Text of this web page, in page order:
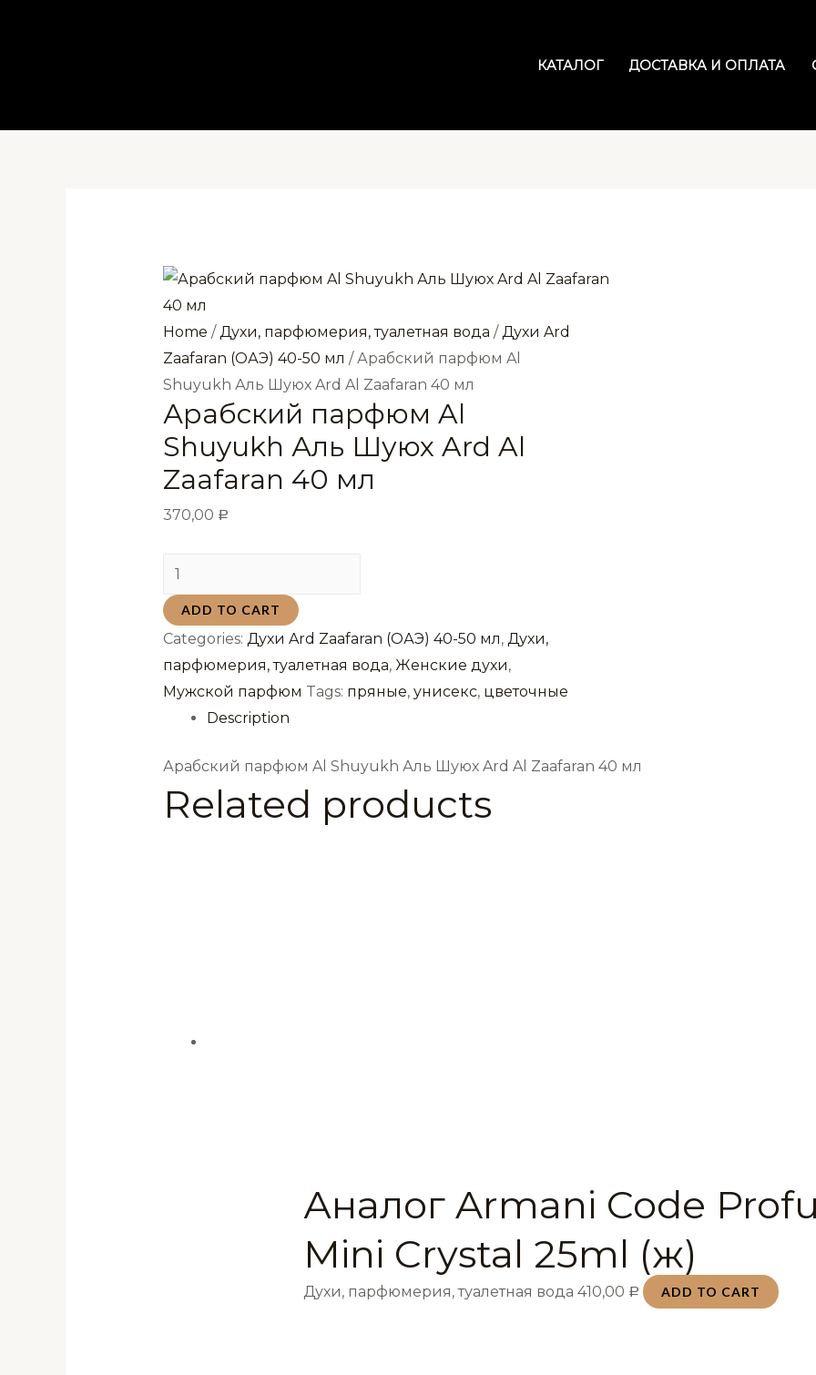
КАТАЛОГ ДОСТАВКА И ОПЛАТА
Home / Духи, парфюмерия, туалетная вода / Духи Ard
Zaafaran (ОАЭ) 40-50 мл / Арабский парфюм Al
Shuyukh Аль Шуюх Ard Al Zaafaran 40 мл
Арабский парфюм Al
Shuyukh Аль Шуюх Ard Al
Zaafaran 40 мл
370,00 Р
Арабский
парфюм
Al
Shuyukh
Аль
Шуюх
Zaafaran
40
ADD TO CART
Categories: Духи Ard Zaafaran (ОАЭ) 40-50 мл, Духи,
парфюмерия, туалетная вода, Женские духи,
Мужской парфюм Tags: пряные, унисекс, цветочные
Description
Арабский парфюм Al Shuyukh Аль Шуюх Ard Al Zaafaran 40 мл
Related products
Аналог Armani Code
Mini Crystal 25ml (ж)
Духи, парфюмерия, туалетная вода410,00 Р ADD TO CART